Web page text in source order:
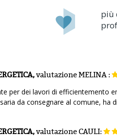
più
valutazioneMELINA :
per dei lavori di efficientemento
da consegnare al comune, ha
valutazioneCAULI: